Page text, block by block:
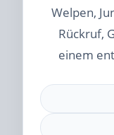
Welpen,
Rückruf,
einem